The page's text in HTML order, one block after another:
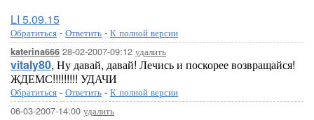
LI 5.09.15
Обратиться - Ответить - К полной версии
katerina666 28-02-2007-09:12 удалить
vitaly80, Ну давай, давай! Лечись и поскорее возвращайся!
ЖДЕМС!!!!!!!!! УДАЧИ
Обратиться - Ответить - К полной версии
06-03-2007-14:00 удалить